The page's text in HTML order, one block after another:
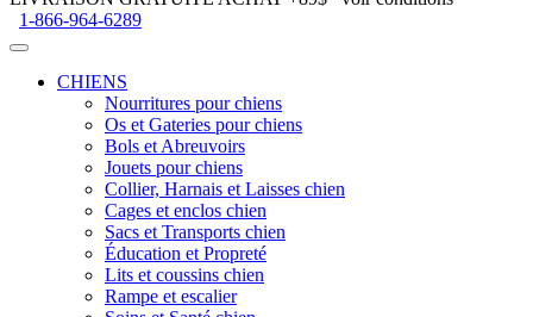
1-866-964-6289
CHIENS
Nourritures pour chiens
Os et Gateries pour chiens
Bols et Abreuvoirs
Jouets pour chiens
Collier, Harnais et Laisses chien
Cages et enclos chien
Sacs et Transports chien
Éducation et Propreté
Lits et coussins chien
Rampe et escalier